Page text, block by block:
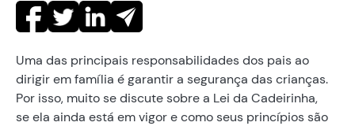
Uma das principais responsabilidades dos pais ao
dirigir em família é garantir a segurança das crianças.
Por isso, muito se discute sobre a Lei da Cadeirinha,
se ela ainda está em vigor e como seus princípios são